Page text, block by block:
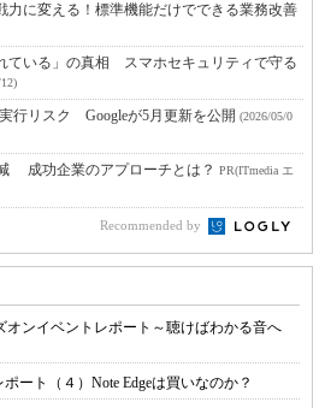
力に変える！標準機能だけでできる業務改善
ている」の真相 スマホセキュリティで守る
行リスク Googleが5月更新を公開 (2026/05/0
成功企業のアプローチとは？ PR(ITmedia エ
Recommended by
オンイベントレポート～聴けばわかる音へ
ート（４）Note Edgeは買いなのか？